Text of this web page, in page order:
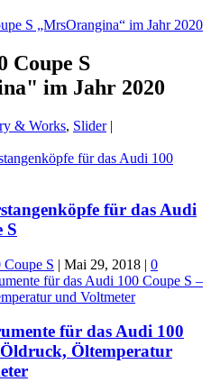
Coupe S
im Jahr 2020
& Works, Slider|
für das Audi
S
S | Mai 29, 2018 | 0
für das Audi 100
Öltemperatur